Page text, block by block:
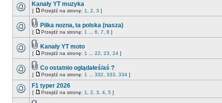
Kanały YT muzyka
[ Przejdź na stronę: 1 2 3 ]
Pilka nozna, ta polska (nasza)
[ Przejdź na stronę: 1 6 7 8 ]
Kanały YT moto
[ Przejdź na stronę: 1 22 23 24 ]
Co ostatnio oglądałeś/aś ?
[ Przejdź na stronę: 1 332 333 334 ]
F1 typer 2026
[ Przejdź na stronę: 1 2 3 4 5 ]